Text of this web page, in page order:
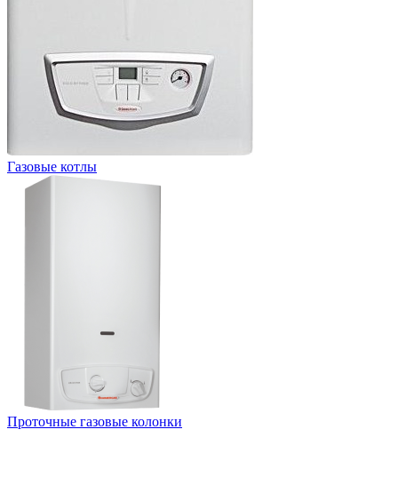
Газовые котлы
Проточные газовые колонки